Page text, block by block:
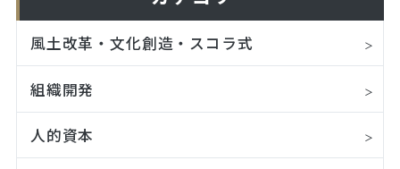
風土改革・文化創造・スコラ式
組織開発
人的資本